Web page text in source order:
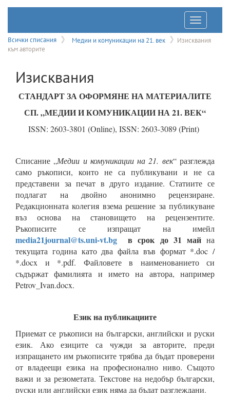
Отваряне
на
Всички списания Медии и комуникации на 21. век
Изисквания
към авторите
Изисквания
СТАНДАРТ ЗА ОФОРМЯНЕ НА МАТЕРИАЛИТЕ
СП. „МЕДИИ И КОМУНИКАЦИИ НА 21. ВЕК“
ISSN: 2603-3801 (Online), ISSN: 2603-3089 (Print)
Списание „Медии и комуникации на 21. век“ разглежда
само ръкописи, които не са публикувани и не са
представени за печат в друго издание. Статиите се
подлагат на двойно анонимно рецензиране.
Редакционната колегия взема решение за публикуване
въз основа на становището на рецензентите.
Ръкописите се изпращат на имейл
media21journal@ts.uni-vt.bg в срок до 31 майна
текущата година като два файла във формат *.doc /
*.docx и *.pdf. Файловете в наименованието си
съдържат фамилията и името на автора, например
Petrov_Ivan.docx.
Език на публикациите
Приемат се ръкописи на български, английски и руски
език. Ако езиците са чужди за авторите, преди
изпращането им ръкописите трябва да бъдат проверени
от владеещи езика на професионално ниво. Същото
важи и за резюметата. Текстове на недобър български,
руски или английски език няма да бъдат разглеждани.